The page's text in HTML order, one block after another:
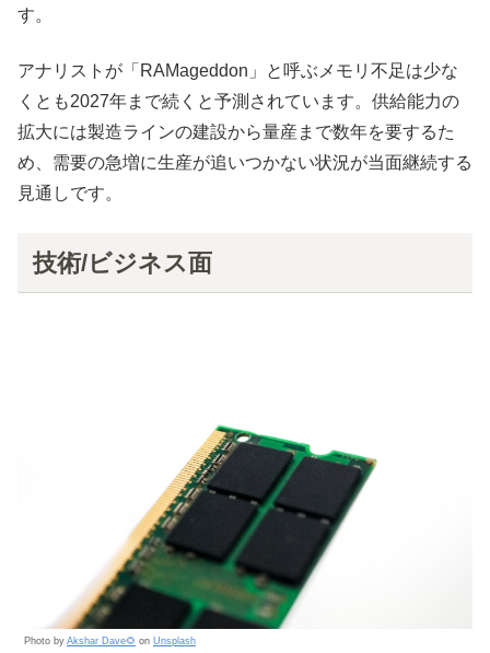
す。
アナリストが「RAMageddon」と呼ぶメモリ不足は少な
くとも2027年まで続くと予測されています。供給能力の
拡大には製造ラインの建設から量産まで数年を要するた
め、需要の急増に生産が追いつかない状況が当面継続する
見通しです。
技術/ビジネス面
Photo by Akshar Dave🌻 on Unsplash